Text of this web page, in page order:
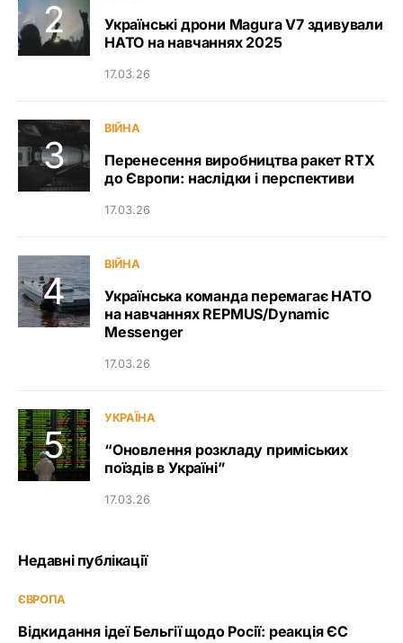
Українські дрони Magura V7 здивували
НАТО на навчаннях 2025
17.03.26
ВІЙНА
Перенесення виробництва ракет RTX
до Європи: наслідки і перспективи
17.03.26
ВІЙНА
Українська команда перемагає НАТО
на навчаннях REPMUS/Dynamic
Messenger
17.03.26
УКРАЇНА
“Оновлення розкладу приміських
поїздів в Україні”
17.03.26
Недавні публікації
ЄВРОПА
Відкидання ідеї Бельгії щодо Росії: реакція ЄС